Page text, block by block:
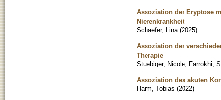
Assoziation der Eryptose
Nierenkrankheit
Schaefer, Lina (2025)
Assoziation der
Therapie
Stuebiger, Nicole; Farrokhi,
Assoziation des akuten
Harm, Tobias (2022)